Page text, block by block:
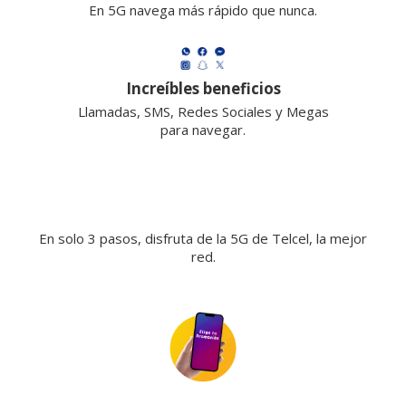
En 5G navega más rápido que nunca.
Increíbles beneficios
Llamadas, SMS, Redes Sociales y Megas
para navegar.
En solo 3 pasos, disfruta de la 5G de Telcel, la mejor
red.